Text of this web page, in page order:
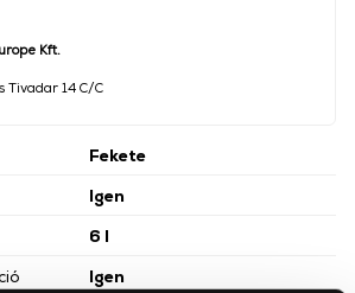
Kft.
Tivadar 14 C/C
Fekete
Igen
6 l
Igen